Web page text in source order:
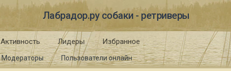
Лабрадор.ру собаки - ретриверы
Модераторы Пользователи онлайн
Активность Лидеры Избранное